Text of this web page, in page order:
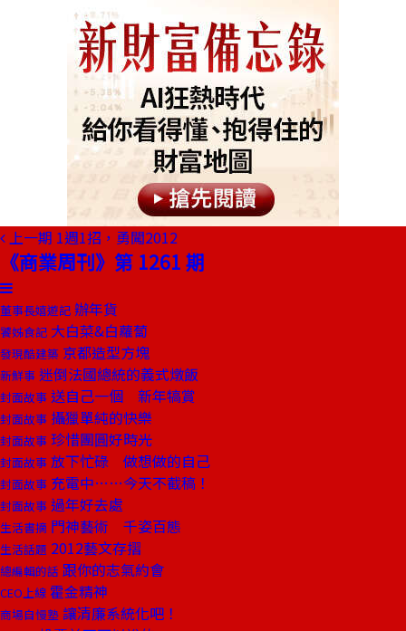
上一期 1週1招，勇闖2012
《商業周刊》第 1261 期
董事長嬉遊記 辦年貨
饕姊食記 大白菜&白蘿蔔
發現酷建築 京都造型方塊
新鮮事 迷倒法國總統的義式燉飯
封面故事 送自己一個 新年犒賞
封面故事 攝獵單純的快樂
封面故事 珍惜團圓好時光
封面故事 放下忙碌 做想做的自己
封面故事 充電中……今天不截稿！
封面故事 過年好去處
生活書摘 門神藝術 千姿百態
生活話題 2012藝文存摺
總編輯的話 跟你的志氣約會
CEO上線 霍金精神
商場自慢塾 讓清廉系統化吧！